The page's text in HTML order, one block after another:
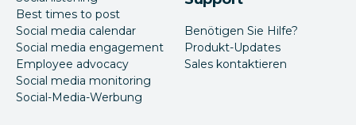
Best times to post
Social media calendar
Social media engagement
Employee advocacy
Social media monitoring
Social-Media-Werbung
Benötigen Sie Hilfe?
Produkt-Updates
Sales kontaktieren